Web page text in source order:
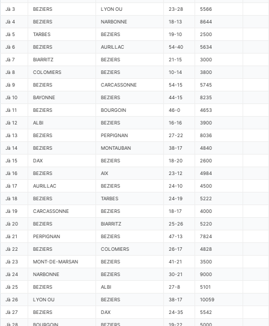
Jà 3 BEZIERS LYON OU 23-28 5566
Jà 4 BEZIERS NARBONNE 18-13 8644
Jà 5 TARBES BEZIERS 19-10 2500
Jà 6 BEZIERS AURILLAC 54-40 5634
Jà 7 BIARRITZ BEZIERS 21-15 3000
Jà 8 COLOMIERS BEZIERS 10-14 3800
Jà 9 BEZIERS CARCASSONNE 54-15 5745
Jà 10 BAYONNE BEZIERS 44-15 8235
Jà 11 BEZIERS BOURGOIN 46-0 4653
Jà 12 ALBI BEZIERS 16-16 3900
Jà 13 BEZIERS PERPIGNAN 27-22 8036
Jà 14 BEZIERS MONTAUBAN 38-17 4840
Jà 15 DAX BEZIERS 18-20 2600
Jà 16 BEZIERS AIX 23-12 4984
Jà 17 AURILLAC BEZIERS 24-10 4500
Jà 18 BEZIERS TARBES 24-19 5222
Jà 19 CARCASSONNE BEZIERS 18-17 4000
Jà 20 BEZIERS BIARRITZ 25-26 5220
Jà 21 PERPIGNAN BEZIERS 47-13 7824
Jà 22 BEZIERS COLOMIERS 26-17 4828
Jà 23 MONT-DE-MARSAN BEZIERS 41-21 3500
Jà 24 NARBONNE BEZIERS 30-21 9000
Jà 25 BEZIERS ALBI 27-8 5101
Jà 26 LYON OU BEZIERS 38-17 10059
Jà 27 BEZIERS DAX 24-35 5542
Jà 28 BOURGOIN BEZIERS 19-22 5000